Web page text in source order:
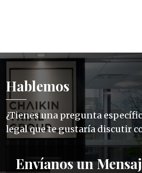
Hablemos
¿Tienes una pregunta
legal que te gustaría discutir
Envíanos un